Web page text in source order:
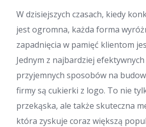
W dzisiejszych czasach, kiedy
jest ogromna, każda forma
zapadnięcia w pamięć klientom
Jednym z najbardziej
przyjemnych sposobów na
firmy są cukierki z logo. To nie
przekąska, ale także skuteczna
która zyskuje coraz większą